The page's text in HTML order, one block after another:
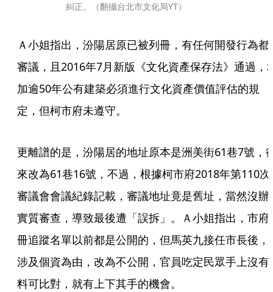
糾正。（翻攝台北市文化局YT）
Ａ小姐指出，汾陽居原已被列冊，有任何開發行為都
審議，且2016年7月新版《文化資產保存法》通過，
加逾50年公有建築必須進行文化資產價值評估的規
定，但柯市府未遵守。
更離譜的是，汾陽居的地址原本是洲美街61巷7號，
來改為61巷16號，不過，根據柯市府2018年第110次
審議會會議紀錄記載，審議地址竟是舊址，當然沒辦
實質審查，導致最後遭「誤拆」。Ａ小姐指出，市府
冊追蹤名單以前都是公開的，但馬英九接任市長後，
涉及個資為由，改為不公開，官員吃定民眾手上沒有
料可比對，就有上下其手的機會。